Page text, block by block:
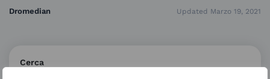
Dromedian Updated Marzo 19, 2021
Cerca